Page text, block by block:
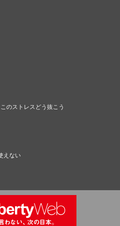
のストレスどう抜こう
えない